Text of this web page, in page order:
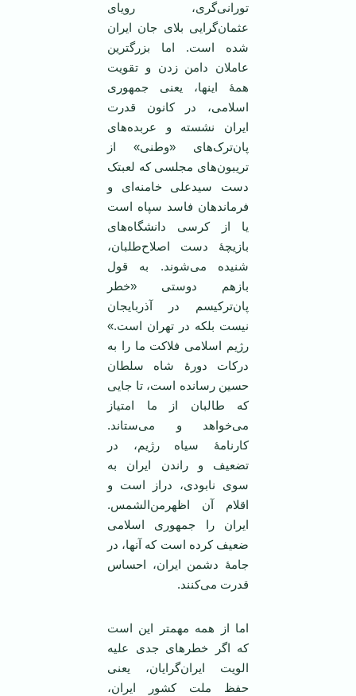
تورانی‌گری، رویای
عثمان‌گرایی بلای جان ایران
شده است. اما بزرگترین
عاملان دامن زدن و تقویت
همۀ اینها، یعنی جمهوری
اسلامی، در کانون قدرت
ایران نشسته و عربده‌های
پان‌ترک‌های «وطنی» از
تریبون‌های مجلسی که لعبتک
دست سیدعلی خامنه‌ای و
فرماندهان فاسد سپاه است
یا از کرسی دانشگاه‌های
بازیچۀ دست اصلاح‌طلبان،
شنیده می‌شوند. به قول
بازهم دوستی «خطر
پان‌ترکیسم در آذربایجان
نیست بلکه در تهران است.»
رژیم اسلامی فلاکت ما را به
درکات دورۀ شاه سلطان
حسین رسانده است، تا جایی
که طالبان از ما امتیاز
می‌خواهد و می‌ستاند.
کارنامۀ سیاه رژیم، در
تضعیف و راندن ایران به
سوی نابودی، دراز است و
اقلام آن اظهرمن‌الشمس.
ایران را جمهوری اسلامی
ضعیف کرده است که آنها، در
جامۀ دشمن ایران، احساس
قدرت می‌کنند.
اما از همه مهمتر این‌ است
که اگر خطرهای جدی علیه
الویت ایران‌گرایان، یعنی
حفظ ملت کشور ایران،